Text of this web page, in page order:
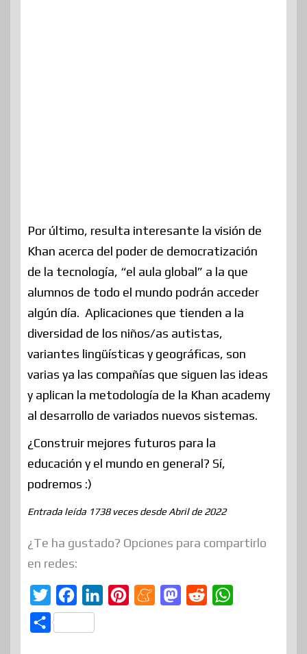
Por último, resulta interesante la visión de
Khan acerca del poder de democratización
de la tecnología, “el aula global” a la que
alumnos de todo el mundo podrán acceder
algún día. Aplicaciones que tienden a la
diversidad de los niños/as autistas,
variantes lingüísticas y geográficas, son
varias ya las compañías que siguen las ideas
y aplican la metodología de la Khan academy
al desarrollo de variados nuevos sistemas.
¿Construir mejores futuros para la
educación y el mundo en general? Sí,
podremos :)
Entrada leída 1738 veces desde Abril de 2022
¿Te ha gustado? Opciones para compartirlo
en redes:
w
a
c
M
M
C